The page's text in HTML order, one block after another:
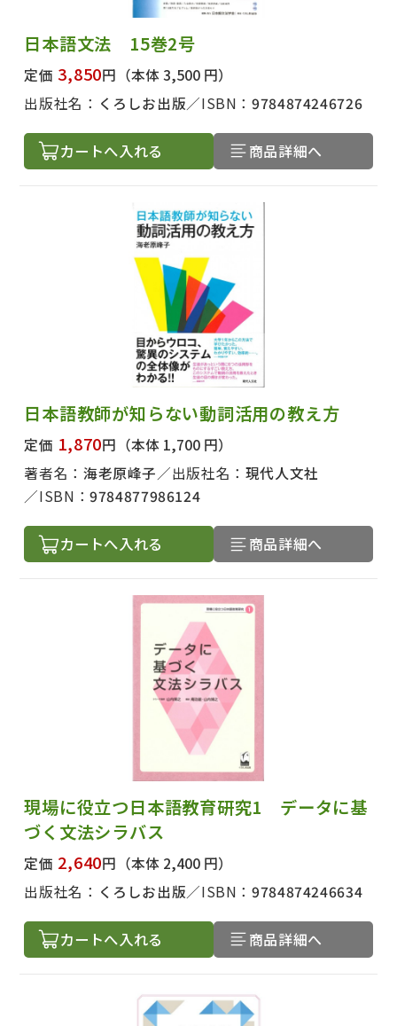
日本語文法 15巻2号
定価 3,850円 （本体 3,500 円）
出版社名： くろしお出版 ISBN：9784874246726
カートへ入れる 商品詳細へ
日本語教師が知らない動詞活用の教え方
定価 1,870円 （本体 1,700 円）
著者名： 海老原峰子 出版社名： 現代人文社
ISBN：9784877986124
カートへ入れる 商品詳細へ
現場に役立つ日本語教育研究1 データに基
づく文法シラバス
定価 2,640円 （本体 2,400 円）
出版社名： くろしお出版 ISBN：9784874246634
カートへ入れる 商品詳細へ